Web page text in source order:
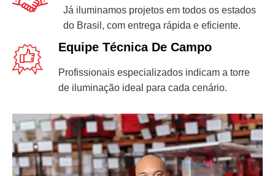
Já iluminamos projetos em todos os estados
do Brasil, com entrega rápida e eficiente.
Equipe Técnica De Campo
Profissionais especializados indicam a torre
de iluminação ideal para cada cenário.